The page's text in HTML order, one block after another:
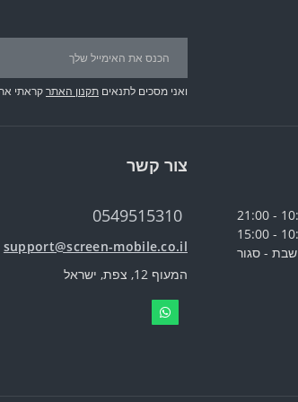
ואני מסכים לתנאים תקנון האתרקראתי
שבת - סגור
צור קשר
0549515310
support@screen-mobile.co.il
המעוף 12, צפת, ישראל